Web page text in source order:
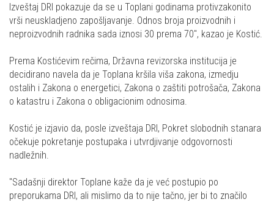
Izveštaj DRI pokazuje da se u Toplani godinama protivzakonito
vrši neuskladjeno zapošljavanje. Odnos broja proizvodnih i
neproizvodnih radnika sada iznosi 30 prema 70", kazao je Kostić.
Prema Kostićevim rečima, Državna revizorska institucija je
decidirano navela da je Toplana kršila viša zakona, izmedju
ostalih i Zakona o energetici, Zakona o zaštiti potrošača, Zakona
o katastru i Zakona o obligacionim odnosima.
Kostić je izjavio da, posle izveštaja DRI, Pokret slobodnih stanara
očekuje pokretanje postupaka i utvrdjivanje odgovornosti
nadležnih.
"Sadašnji direktor Toplane kaže da je već postupio po
preporukama DRI, ali mislimo da to nije tačno, jer bi to značilo